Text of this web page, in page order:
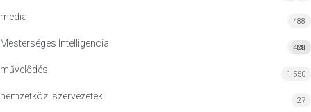
média 488
Mesterséges Intelligencia MI
428
művelődés 1 550
nemzetközi szervezetek 27